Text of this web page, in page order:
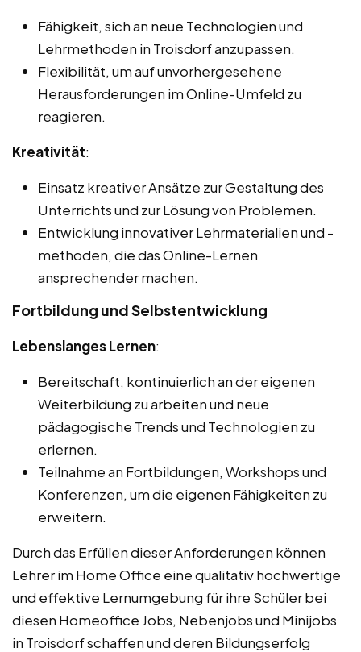
Fähigkeit, sich an neue Technologien und
Lehrmethoden in Troisdorf anzupassen.
Flexibilität, um auf unvorhergesehene
Herausforderungen im Online-Umfeld zu
reagieren.
Kreativität:
Einsatz kreativer Ansätze zur Gestaltung des
Unterrichts und zur Lösung von Problemen.
Entwicklung innovativer Lehrmaterialien und -
methoden, die das Online-Lernen
ansprechender machen.
Fortbildung und Selbstentwicklung
Lebenslanges Lernen:
Bereitschaft, kontinuierlich an der eigenen
Weiterbildung zu arbeiten und neue
pädagogische Trends und Technologien zu
erlernen.
Teilnahme an Fortbildungen, Workshops und
Konferenzen, um die eigenen Fähigkeiten zu
erweitern.
Durch das Erfüllen dieser Anforderungen können
Lehrer im Home Office eine qualitativ hochwertige
und effektive Lernumgebung für ihre Schüler bei
diesen Homeoffice Jobs, Nebenjobs und Minijobs
in Troisdorf schaffen und deren Bildungserfolg